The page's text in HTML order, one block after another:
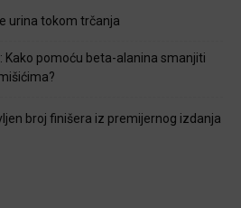
urina tokom trčanja
Kako pomoću beta-alanina smanjiti
broj finišera iz premijernog izdanja